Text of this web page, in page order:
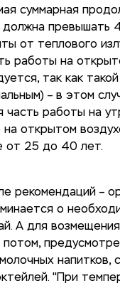
суммарная
должна превышать
от теплового
работы на
так как
– в этом
часть работы на
на открытом
от 25 до 40 лет.
рекомендаций –
о
А для
потом,
напитков,
"При